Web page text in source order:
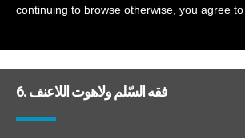
DERNIÈRES NOUVELLES
6. فقه السّلم ولاهوت اللاعنف
continuing to browse otherwise, you agree